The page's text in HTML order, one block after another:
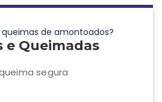
de amontoados?
e Queimadas
segura